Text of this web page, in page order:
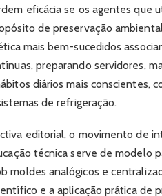
eficácia se os agentes que
de preservação
mais bem-sucedidos
preparando servidores,
diários mais conscientes,
de refrigeração.
editorial, o movimento de
técnica serve de modelo
moldes analógicos e
e a aplicação prática de